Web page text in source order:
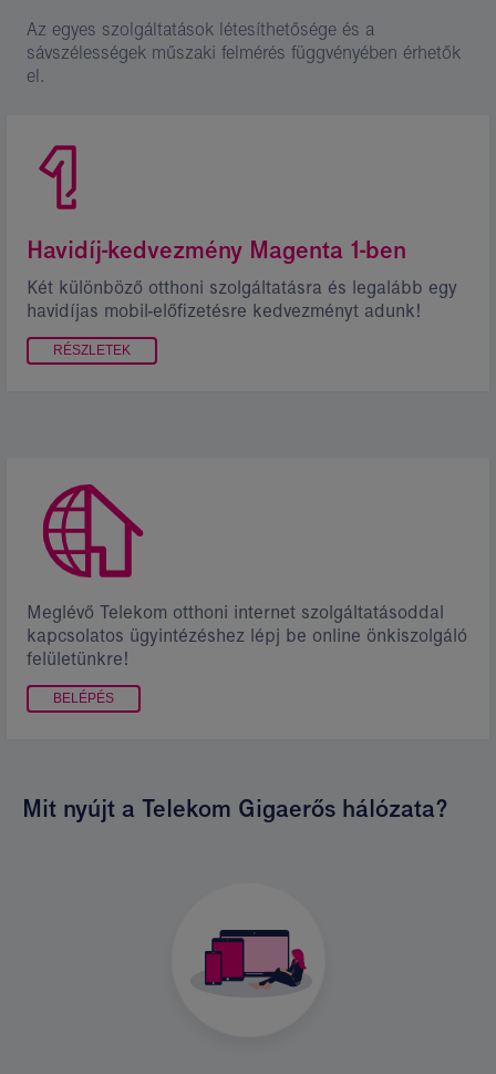
Az egyes szolgáltatások létesíthetősége és a
sávszélességek műszaki felmérés függvényében érhetők
el.
Havidíj-kedvezmény Magenta 1-ben
Két különböző otthoni szolgáltatásra és legalább egy
havidíjas mobil-előfizetésre kedvezményt adunk!
RÉSZLETEK
Meglévő Telekom otthoni internet szolgáltatásoddal
kapcsolatos ügyintézéshez lépj be online önkiszolgáló
felületünkre!
BELÉPÉS
Mit nyújt a Telekom Gigaerős hálózata?